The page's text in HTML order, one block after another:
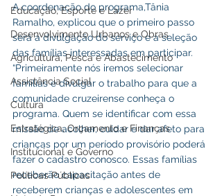
Educação, Esporte e Lazer
Desenvolvimento Urbanos e Obras
Agricultura, Pesca e Abastecimento
Assistência Social
Cultura
Estratégica, Orçamento e Finanças
Institucional e Governo
Políticas Públicas
A coordenação do programa,Tânia
Ramalho, explicou que o primeiro passo
será a divulgação do serviço e a seleção
das famílias interessadas em participar.
“Primeiramente nós iremos selecionar
famílias e divulgar o trabalho para que a
comunidade cruzeirense conheça o
programa. Quem se identificar com essa
missão de acolher, cuidar e dar afeto para
crianças por um período provisório poderá
fazer o cadastro conosco. Essas famílias
receberão capacitação antes de
receberem crianças e adolescentes em